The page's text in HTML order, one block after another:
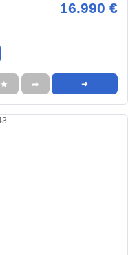
16.990 €
★ ➦ ➜